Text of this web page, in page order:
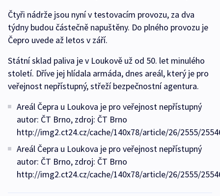
Čtyři nádrže jsou nyní v testovacím provozu, za dva
týdny budou částečně napuštěny. Do plného provozu je
Čepro uvede až letos v září.
Státní sklad paliva je v Loukově už od 50. let minulého
století. Dříve jej hlídala armáda, dnes areál, který je pro
veřejnost nepřístupný, střeží bezpečnostní agentura.
Areál Čepra u Loukova je pro veřejnost nepřístupný
autor: ČT Brno, zdroj: ČT Brno
http://img2.ct24.cz/cache/140x78/article/26/2555/
Areál Čepra u Loukova je pro veřejnost nepřístupný
autor: ČT Brno, zdroj: ČT Brno
http://img2.ct24.cz/cache/140x78/article/26/2555/